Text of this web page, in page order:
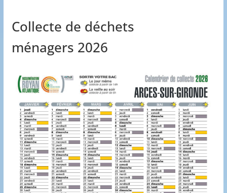
Collecte de déchets
ménagers 2026